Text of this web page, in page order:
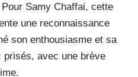
Pour Samy Chaffai, cette
une reconnaissance
son enthousiasme et sa
avec une brève